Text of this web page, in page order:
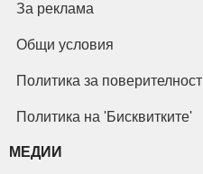
За реклама
Общи условия
Политика за поверителност
Политика на 'Бисквитките'
МЕДИИ